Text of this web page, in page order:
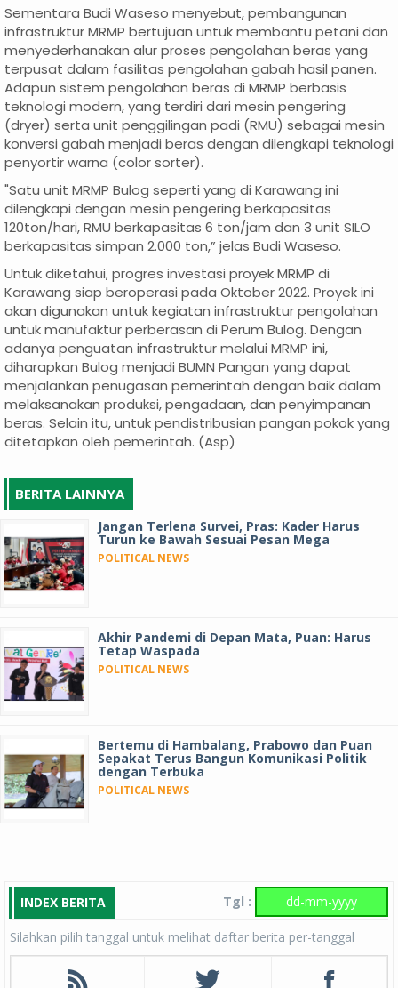
Sementara Budi Waseso menyebut, pembangunan
infrastruktur MRMP bertujuan untuk membantu petani dan
menyederhanakan alur proses pengolahan beras yang
terpusat dalam fasilitas pengolahan gabah hasil panen.
Adapun sistem pengolahan beras di MRMP berbasis
teknologi modern, yang terdiri dari mesin pengering
(dryer) serta unit penggilingan padi (RMU) sebagai mesin
konversi gabah menjadi beras dengan dilengkapi teknologi
penyortir warna (color sorter).
"Satu unit MRMP Bulog seperti yang di Karawang ini
dilengkapi dengan mesin pengering berkapasitas
120ton/hari, RMU berkapasitas 6 ton/jam dan 3 unit SILO
berkapasitas simpan 2.000 ton,” jelas Budi Waseso.
Untuk diketahui, progres investasi proyek MRMP di
Karawang siap beroperasi pada Oktober 2022. Proyek ini
akan digunakan untuk kegiatan infrastruktur pengolahan
untuk manufaktur perberasan di Perum Bulog. Dengan
adanya penguatan infrastruktur melalui MRMP ini,
diharapkan Bulog menjadi BUMN Pangan yang dapat
menjalankan penugasan pemerintah dengan baik dalam
melaksanakan produksi, pengadaan, dan penyimpanan
beras. Selain itu, untuk pendistribusian pangan pokok yang
ditetapkan oleh pemerintah. (Asp)
BERITA LAINNYA
Jangan Terlena Survei, Pras: Kader Harus
Turun ke Bawah Sesuai Pesan Mega
POLITICAL NEWS
Akhir Pandemi di Depan Mata, Puan: Harus
Tetap Waspada
POLITICAL NEWS
Bertemu di Hambalang, Prabowo dan Puan
Sepakat Terus Bangun Komunikasi Politik
dengan Terbuka
POLITICAL NEWS
INDEX BERITA Tgl :
Silahkan pilih tanggal untuk melihat daftar berita per-tanggal